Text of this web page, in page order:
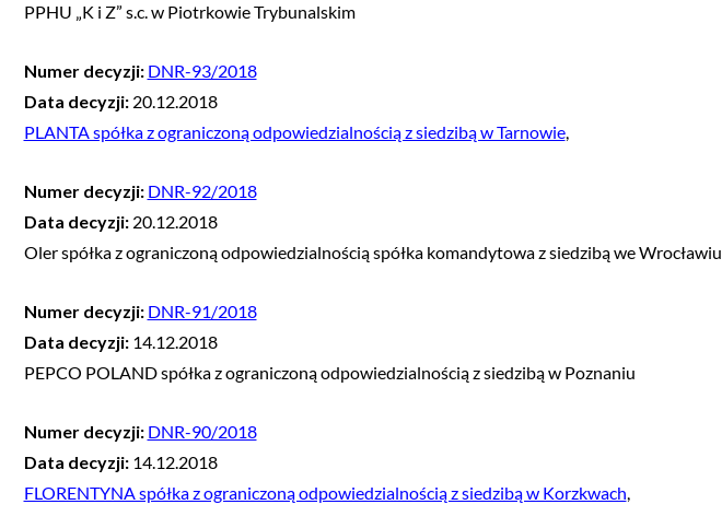
PPHU „K i Z” s.c. w Piotrkowie Trybunalskim
Numer decyzji: DNR-93/2018
Data decyzji: 20.12.2018
PLANTA spółka z ograniczoną odpowiedzialnością z siedzibą w Tarnowie,
Numer decyzji: DNR-92/2018
Data decyzji: 20.12.2018
Oler spółka z ograniczoną odpowiedzialnością spółka komandytowa z siedzibą we Wrocławiu
Numer decyzji: DNR-91/2018
Data decyzji: 14.12.2018
PEPCO POLAND spółka z ograniczoną odpowiedzialnością z siedzibą w Poznaniu
Numer decyzji: DNR-90/2018
Data decyzji: 14.12.2018
FLORENTYNA spółka z ograniczoną odpowiedzialnością z siedzibą w Korzkwach,